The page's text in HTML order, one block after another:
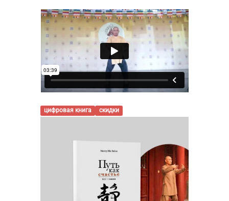
цифровая книга скидки